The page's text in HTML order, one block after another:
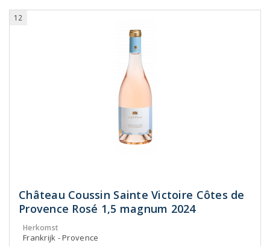
12
Château Coussin Sainte Victoire Côtes de
Provence Rosé 1,5 magnum 2024
Herkomst
Frankrijk - Provence